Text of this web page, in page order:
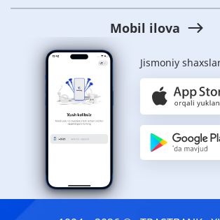
Mobil ilova
Jismoniy